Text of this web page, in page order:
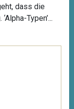
dass die
Typen’...